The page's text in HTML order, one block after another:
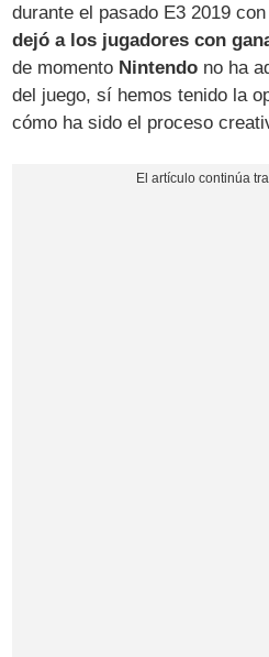
durante el pasado E3 2019
dejó a los jugadores con
de momento Nintendo no ha
del juego, sí hemos tenido la
cómo ha sido el proceso